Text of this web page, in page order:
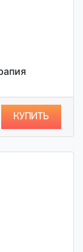
КУПИТЬ